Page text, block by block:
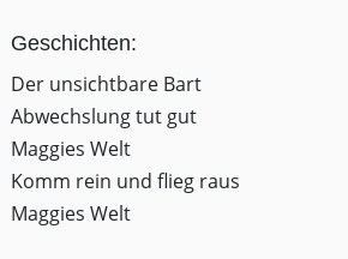
Geschichten:
Der unsichtbare Bart
Abwechslung tut gut
Maggies Welt
Komm rein und flieg raus
Maggies Welt